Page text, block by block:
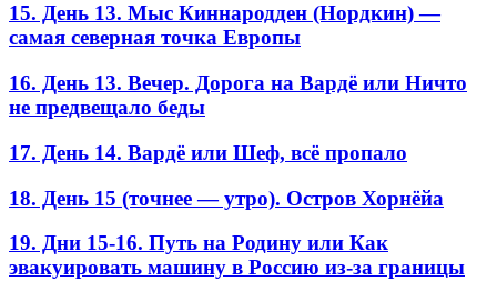
15. День 13. Мыс Киннародден (Нордкин) —
самая северная точка Европы
16. День 13. Вечер. Дорога на Вардё или Ничто
не предвещало беды
17. День 14. Вардё или Шеф, всё пропало
18. День 15 (точнее — утро). Остров Хорнёйа
19. Дни 15-16. Путь на Родину или Как
эвакуировать машину в Россию из-за границы